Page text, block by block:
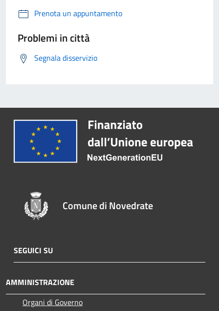
Prenota un appuntamento
Problemi in città
Segnala disservizio
Comune di Novedrate
SEGUICI SU
AMMINISTRAZIONE
Organi di Governo